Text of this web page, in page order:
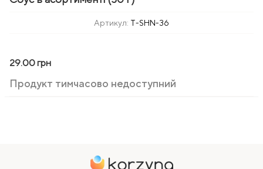
Артикул: T-SHN-36
29.00 грн
Продукт тимчасово недоступний